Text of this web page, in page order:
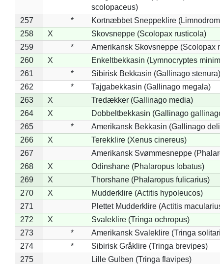
scolopaceus)
257
*
Kortnæbbet Sneppeklire
258
X
Skovsneppe (Scolopax rusticola)
259
*
Amerikansk Skovsneppe (Scolopax
260
X
Enkeltbekkasin (Lymnocryptes
261
*
Sibirisk Bekkasin (Gallinago stenura)
262
*
Tajgabekkasin (Gallinago megala)
263
X
Tredækker (Gallinago media)
264
X
Dobbeltbekkasin (Gallinago
265
*
Amerikansk Bekkasin (Gallinago
266
X
Terekklire (Xenus cinereus)
267
Amerikansk Svømmesneppe
268
X
Odinshane (Phalaropus lobatus)
269
X
Thorshane (Phalaropus fulicarius)
270
X
Mudderklire (Actitis hypoleucos)
271
Plettet Mudderklire (Actitis
272
X
Svaleklire (Tringa ochropus)
273
*
Amerikansk Svaleklire (Tringa
274
*
Sibirisk Gråklire (Tringa brevipes)
275
Lille Gulben (Tringa flavipes)